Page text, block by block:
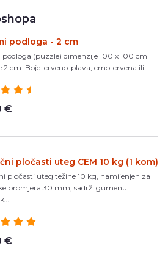
podloga - 2 cm
(puzzle) dimenzije 100 x 100 cm i
2 cm. Boje: crveno-plava, crno-crvena ili ...
€
pločasti uteg CEM 10 kg (1 kom)
pločasti uteg težine 10 kg, namijenjen za
promjera 30 mm, sadrži gumenu
€